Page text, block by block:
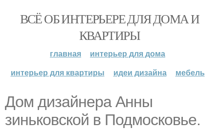
ВСЁ ОБ ИНТЕРЬЕРЕ ДЛЯ ДОМА И
КВАРТИРЫ
главная
интерьер для дома
интерьер для квартиры
идеи дизайна мебель
Дом дизайнера Анны
зиньковской в Подмосковье.